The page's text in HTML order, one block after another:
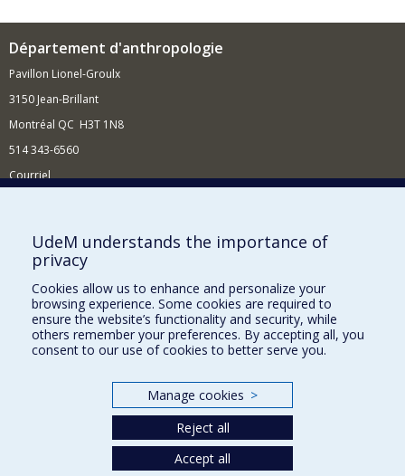
Département d'anthropologie
Pavillon Lionel-Groulx
3150 Jean-Brillant
Montréal QC H3T 1N8
514 343-6560
Courriel
Comment soutenir le Département?
BESOIN D'AIDE?
Plan du site
Signaler une erreur
Accessibilité
Nos départements et écoles
UdeM understands the importance of
privacy
Cookies allow us to enhance and personalize your
browsing experience. Some cookies are required to
ensure the website’s functionality and security, while
others remember your preferences. By accepting all, you
consent to our use of cookies to better serve you.
Manage cookies >
Reject all
Accept all